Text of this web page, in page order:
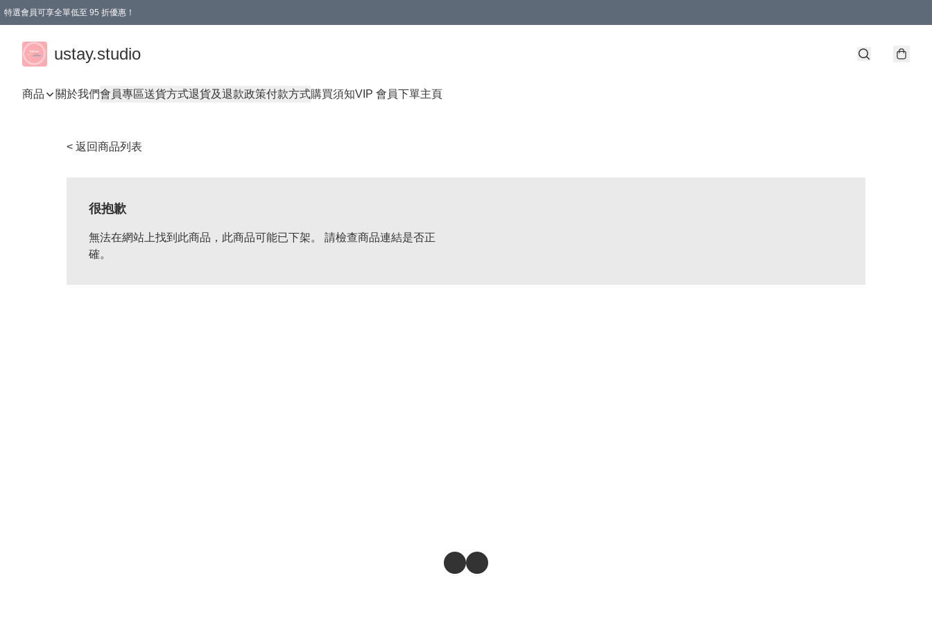
特選會員可享全單低至 95 折優惠！
ustay.studio
商品 關於我們會員專區送貨方式退貨及退款政策付款方式購買須知VIP 會員下單主頁
< 返回商品列表
很抱歉
無法在網站上找到此商品，此商品可能已下架。 請檢查商品連結是否正
確。